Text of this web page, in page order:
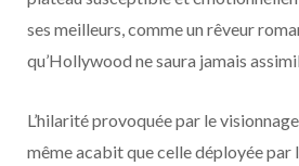
ses meilleurs, comme un rêveur
qu’Hollywood ne saura jamais
L’hilarité provoquée par le
même acabit que celle déployée par